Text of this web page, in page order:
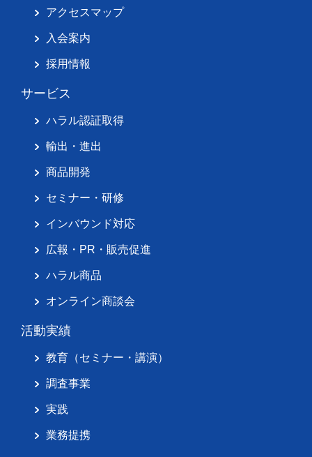
アクセスマップ
入会案内
採用情報
サービス
ハラル認証取得
輸出・進出
商品開発
セミナー・研修
インバウンド対応
広報・PR・販売促進
ハラル商品
オンライン商談会
活動実績
教育（セミナー・講演）
調査事業
実践
業務提携